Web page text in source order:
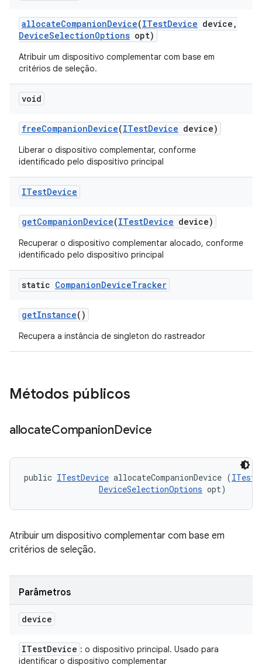
allocateCompanionDevice(ITestDevice device ,
DeviceSelectionOptions opt)
Atribuir um dispositivo complementar com base em
critérios de seleção.
void
freeCompanionDevice(ITestDevice device)
Liberar o dispositivo complementar, conforme
identificado pelo dispositivo principal
ITestDevice
getCompanionDevice(ITestDevice device)
Recuperar o dispositivo complementar alocado, conforme
identificado pelo dispositivo principal
static CompanionDeviceTracker
getInstance()
Recupera a instância de singleton do rastreador
Métodos públicos
allocateCompanionDevice
public ITestDevice allocateCompanionDevice (
DeviceSelectionOptions opt)
Atribuir um dispositivo complementar com base em
critérios de seleção.
Parâmetros
device
ITestDevice : o dispositivo principal. Usado para
identificar o dispositivo complementar